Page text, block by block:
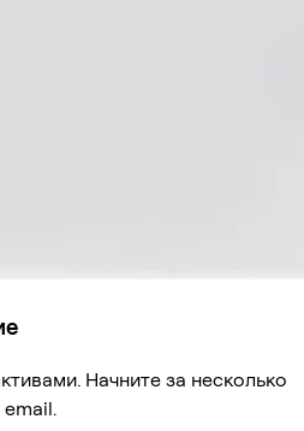
Начните за несколько
email.